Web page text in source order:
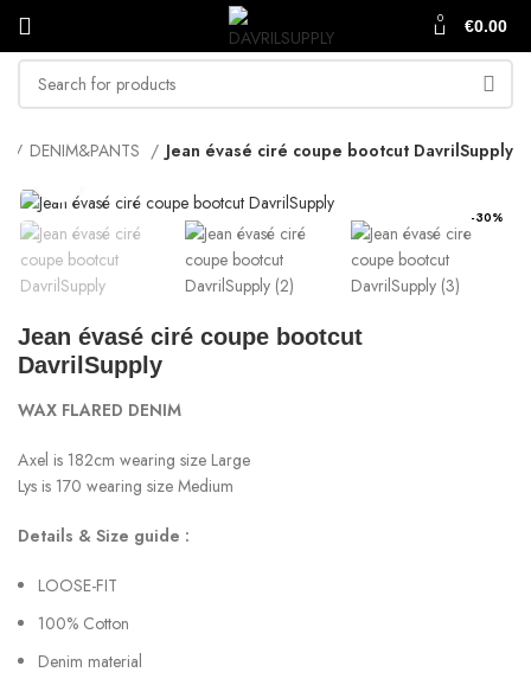
0 €0.00
DENIM&PANTS Jean évasé ciré coupe bootcut DavrilSupply
-30%
Jean évasé ciré coupe bootcut
DavrilSupply
WAX FLARED DENIM
Axel is 182cm wearing size Large
Lys is 170 wearing size Medium
Details & Size guide :
LOOSE-FIT
100% Cotton
Denim material